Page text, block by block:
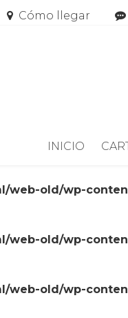
Cómo llegar
INICIO
web-old/wp-
web-old/wp-
web-old/wp-